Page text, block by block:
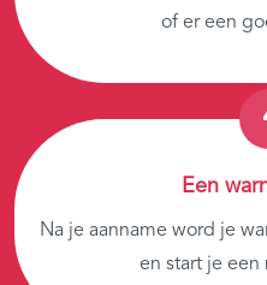
of er een
Een
Na je aanname word je
en start je een